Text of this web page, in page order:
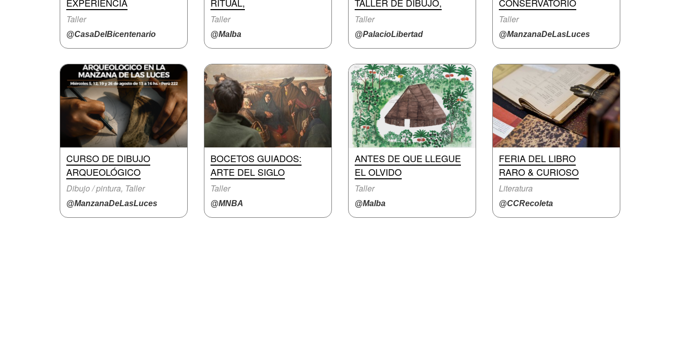
Taller
@CasaDelBicentenario
Taller
@Malba
Taller
@PalacioLibertad
Taller
@ManzanaDeLasLuces
CURSO DE DIBUJO
ARQUEOLÓGICO
Dibujo / pintura, Taller
@ManzanaDeLasLuces
BOCETOS GUIADOS:
ARTE DEL SIGLO
Taller
@MNBA
ANTES DE QUE LLEGUE
EL OLVIDO
Taller
@Malba
FERIA DEL LIBRO
RARO & CURIOSO
Literatura
@CCRecoleta